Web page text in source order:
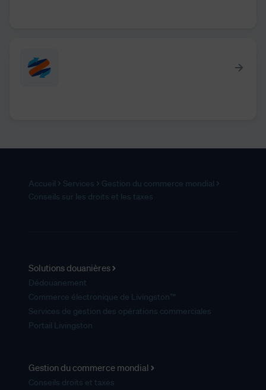
Accueil Services
Gestion du commerce mondial
Conseils sur les droits et les taxes
Solutions douanières
Dédouanement
Commerce électronique de Livingston™
Services de gestion des opérations commerciales
Portail Livingston
Gestion du commerce mondial
Conseils droits et taxes